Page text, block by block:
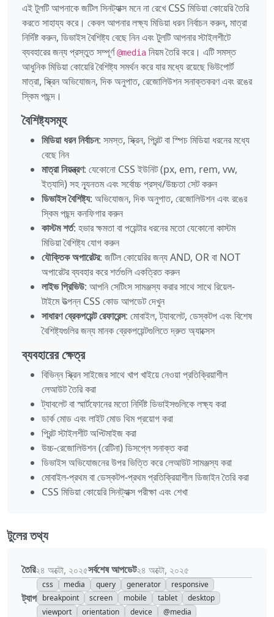
এই টুলটি আপনাকে জটিল সিনট্যাক্স মনে না রেখে CSS মিডিয়া কোয়েরি তৈরি
করতে সাহায্য করে। কেবল আপনার লক্ষ্য মিডিয়া ধরন নির্বাচন করুন, মাত্রা
নির্দিষ্ট করুন, ডিভাইস বৈশিষ্ট্য বেছে নিন এবং টুলটি আপনার স্টাইলশীটে
ব্যবহারের জন্য প্রস্তুত সম্পূর্ণ@media নিয়ম তৈরি করে। এটি সমস্ত
আধুনিক মিডিয়া কোয়েরি বৈশিষ্ট্য সমর্থন করে যার মধ্যে রয়েছে ভিউপোর্ট
মাত্রা, স্ক্রিন অভিযোজন, দিক অনুপাত, রেজোলিউশন সনাক্তকরণ এবং রঙের
স্কিম পছন্দ।
বৈশিষ্ট্যসমূহ
মিডিয়া ধরন নির্বাচন: সমস্ত, স্ক্রিন, প্রিন্ট বা স্পিচ মিডিয়া ধরনের মধ্যে
বেছে নিন
মাত্রা নিয়ন্ত্রণ: যেকোনো CSS ইউনিট (px, em, rem, vw,
ইত্যাদি) সহ ন্যূনতম এবং সর্বোচ্চ প্রস্থ/উচ্চতা সেট করুন
ডিভাইস বৈশিষ্ট্য: অভিযোজন, দিক অনুপাত, রেজোলিউশন এবং রঙের
স্কিম পছন্দ কনফিগার করুন
কাস্টম শর্ত: হভার ক্ষমতা বা পয়েন্টার ধরনের মতো যেকোনো কাস্টম
মিডিয়া বৈশিষ্ট্য যোগ করুন
যৌক্তিক অপারেটর: জটিল কোয়েরির জন্য AND, OR বা NOT
অপারেটর ব্যবহার করে শর্তগুলি একত্রিত করুন
লাইভ প্রিভিউ: আপনি সেটিংস সামঞ্জস্য করার সাথে সাথে রিয়েল-
টাইমে উত্পন্ন CSS কোড আপডেট দেখুন
সাধারণ ব্রেকপয়েন্ট রেফারেন্স: মোবাইল, ট্যাবলেট, ডেস্কটপ এবং বিশেষ
বৈশিষ্ট্যগুলির জন্য মানক ব্রেকপয়েন্টগুলিতে দ্রুত অ্যাক্সেস
ব্যবহারের ক্ষেত্র
বিভিন্ন স্ক্রিন সাইজের সাথে খাপ খাইয়ে নেওয়া প্রতিক্রিয়াশীল
লেআউট তৈরি করা
ট্যাবলেট বা স্মার্টফোনের মতো নির্দিষ্ট ডিভাইসগুলিকে লক্ষ্য করা
ডার্ক মোড এবং লাইট মোড থিম প্রয়োগ করা
প্রিন্ট স্টাইলশীট অপ্টিমাইজ করা
উচ্চ-রেজোলিউশন (রেটিনা) ডিসপ্লে সনাক্ত করা
ডিভাইস অভিযোজনের উপর ভিত্তি করে লেআউট সামঞ্জস্য করা
মোবাইল-প্রথম বা ডেস্কটপ-প্রথম প্রতিক্রিয়াশীল ডিজাইন তৈরি করা
CSS মিডিয়া কোয়েরি সিনট্যাক্স পরীক্ষা এবং শেখা
টুলের তথ্য
তৈরি২৪ অক্টো, ২০২৫সর্বশেষ আপডেট২৪ অক্টো, ২০২৫
ট্যাগ
css media query generator
responsive
breakpoint
screen mobile tablet
desktop
viewport
orientation device @media